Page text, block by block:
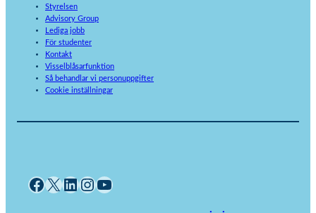
Styrelsen
Advisory Group
Lediga jobb
För studenter
Kontakt
Visselblåsarfunktion
Så behandlar vi personuppgifter
Cookie inställningar
Facebook X LinkedIn InstagramYouTube